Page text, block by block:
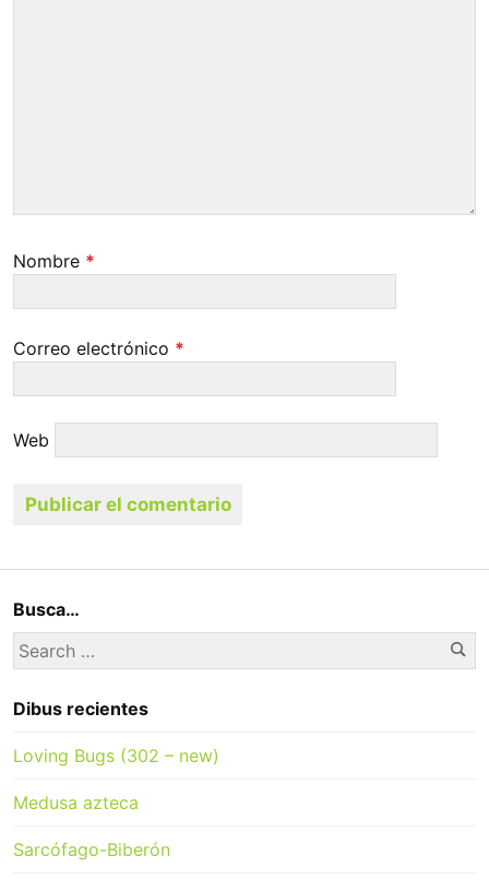
Nombre *
Correo electrónico *
Web
Busca…
Search
for:
Dibus recientes
Loving Bugs (302 – new)
Medusa azteca
Sarcófago-Biberón